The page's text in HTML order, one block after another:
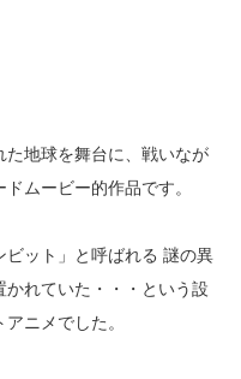
地球を舞台に、戦いなが
ムービー的作品です。
ット」と呼ばれる 謎の異
れていた・・・という設
ニメでした。